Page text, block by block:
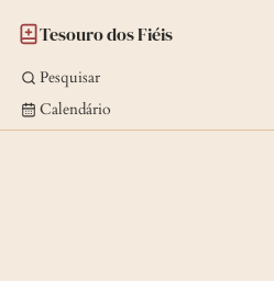
Tesouro dos Fiéis
Pesquisar
Calendário